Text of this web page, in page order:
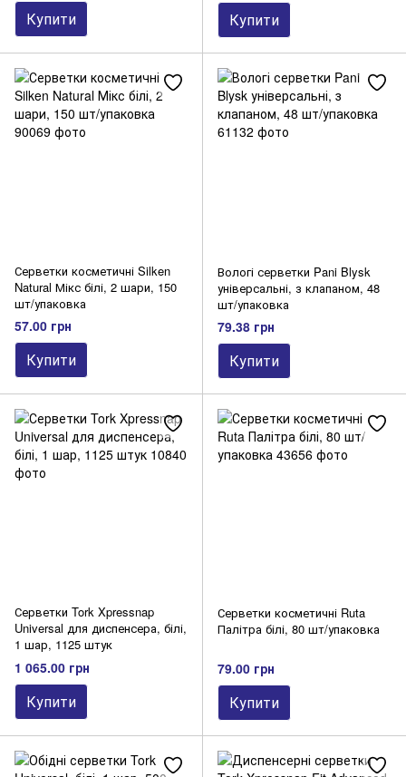
Купити Купити
Серветки косметичні Silken
Natural Мікс білі, 2 шари, 150
шт/упаковка
57.00 грн
Купити
Вологі серветки Pani Blysk
універсальні, з клапаном, 48
шт/упаковка
79.38 грн
Купити
Серветки Tork Xpressnap
Universal для диспенсера, білі,
1 шар, 1125 штук
1 065.00 грн
Купити
Серветки косметичні Ruta
Палітра білі, 80 шт/упаковка
79.00 грн
Купити